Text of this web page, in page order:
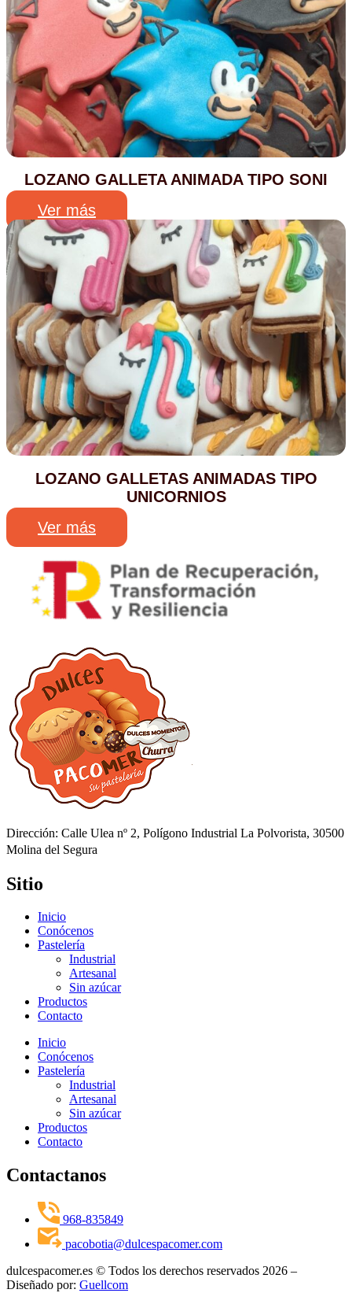
LOZANO GALLETA ANIMADA TIPO SONI
Ver más
LOZANO GALLETAS ANIMADAS TIPO
UNICORNIOS
Ver más
Dirección: Calle Ulea nº 2, Polígono Industrial La Polvorista, 30500
Molina del Segura
Sitio
Inicio
Conócenos
Pastelería
Industrial
Artesanal
Sin azúcar
Productos
Contacto
Inicio
Conócenos
Pastelería
Industrial
Artesanal
Sin azúcar
Productos
Contacto
Contactanos
968-835849
pacobotia@dulcespacomer.com
dulcespacomer.es © Todos los derechos reservados 2026 –
Diseñado por: Guellcom